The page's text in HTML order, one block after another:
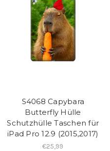
S4068 Capybara
Butterfly Hülle
Schutzhülle Taschen für
iPad Pro 12.9 (2015,2017)
€25,99